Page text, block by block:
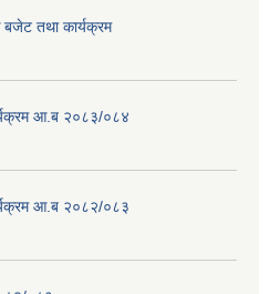
बजेट तथा कार्यक्रम
आ.ब २०८३/०८४
आ.ब २०८२/०८३